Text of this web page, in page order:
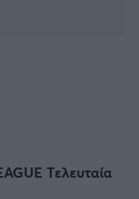
Τελευταία